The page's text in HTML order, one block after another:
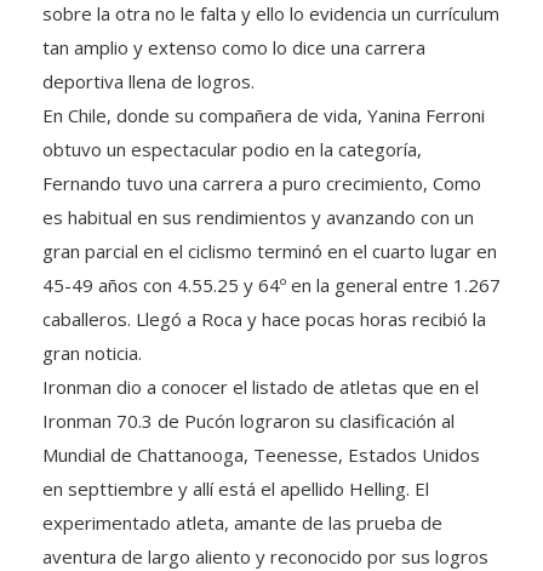
sobre la otra no le falta y ello lo evidencia un currículum
tan amplio y extenso como lo dice una carrera
deportiva llena de logros.
En Chile, donde su compañera de vida, Yanina Ferroni
obtuvo un espectacular podio en la categoría,
Fernando tuvo una carrera a puro crecimiento, Como
es habitual en sus rendimientos y avanzando con un
gran parcial en el ciclismo terminó en el cuarto lugar en
45-49 años con 4.55.25 y 64º en la general entre 1.267
caballeros. Llegó a Roca y hace pocas horas recibió la
gran noticia.
Ironman dio a conocer el listado de atletas que en el
Ironman 70.3 de Pucón lograron su clasificación al
Mundial de Chattanooga, Teenesse, Estados Unidos
en septtiembre y allí está el apellido Helling. El
experimentado atleta, amante de las prueba de
aventura de largo aliento y reconocido por sus logros